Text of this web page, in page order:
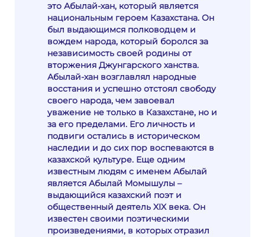
это Абылай-хан, который является
национальным героем Казахстана. Он
был выдающимся полководцем и
вождем народа, который боролся за
независимость своей родины от
вторжения Джунгарского ханства.
Абылай-хан возглавлял народные
восстания и успешно отстоял свободу
своего народа, чем завоевал
уважение не только в Казахстане, но и
за его пределами. Его личность и
подвиги остались в историческом
наследии и до сих пор воспеваются в
казахской культуре. Еще одним
известным людям с именем Абылай
является Абылай Момышулы –
выдающийся казахский поэт и
общественный деятель XIX века. Он
известен своими поэтическими
произведениями, в которых отразил